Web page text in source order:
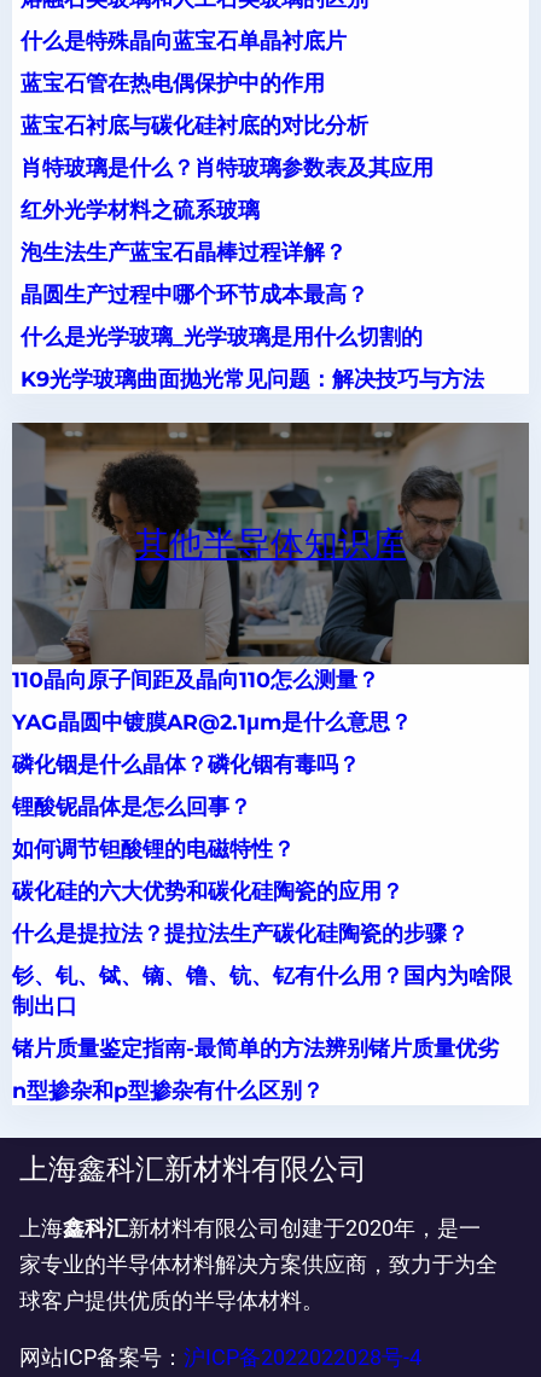
什么是特殊晶向蓝宝石单晶衬底片
蓝宝石管在热电偶保护中的作用
蓝宝石衬底与碳化硅衬底的对比分析
肖特玻璃是什么？肖特玻璃参数表及其应用
红外光学材料之硫系玻璃
泡生法生产蓝宝石晶棒过程详解？
晶圆生产过程中哪个环节成本最高？
什么是光学玻璃_光学玻璃是用什么切割的
K9光学玻璃曲面抛光常见问题：解决技巧与方法
其他半导体知识库
110晶向原子间距及晶向110怎么测量？
YAG晶圆中镀膜AR@2.1μm是什么意思？
磷化铟是什么晶体？磷化铟有毒吗？
锂酸铌晶体是怎么回事？
如何调节钽酸锂的电磁特性？
碳化硅的六大优势和碳化硅陶瓷的应用？
什么是提拉法？提拉法生产碳化硅陶瓷的步骤？
钐、钆、铽、镝、镥、钪、钇有什么用？国内为啥限
制出口
锗片质量鉴定指南-最简单的方法辨别锗片质量优劣
n型掺杂和p型掺杂有什么区别？
上海鑫科汇新材料有限公司
上海鑫科汇新材料有限公司创建于2020年，是一
家专业的半导体材料解决方案供应商，致力于为全
球客户提供优质的半导体材料。
网站ICP备案号： 沪ICP备2022022028号-4